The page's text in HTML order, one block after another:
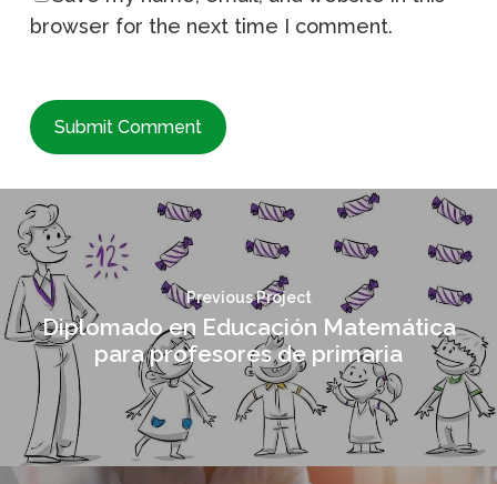
browser for the next time I comment.
Previous Project
Diplomado en Educación Matemática
para profesores de primaria